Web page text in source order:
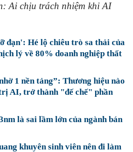
Ai chịu trách nhiệm khi AI
đạn': Hé lộ chiêu trò sa thải của
lý về 80% doanh nghiệp thất
1 nền tảng”: Thương hiệu nào
AI, trở thành "đế chế" phần
là sai lầm lớn của ngành bán
khuyên sinh viên nên đi làm